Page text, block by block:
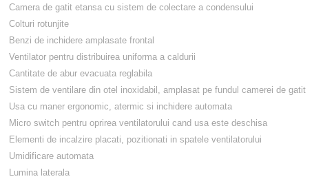
Camera de gatit etansa cu sistem de colectare a condensului
Colturi rotunjite
Benzi de inchidere amplasate frontal
Ventilator pentru distribuirea uniforma a caldurii
Cantitate de abur evacuata reglabila
Sistem de ventilare din otel inoxidabil, amplasat pe fundul camerei de gatit
Usa cu maner ergonomic, atermic si inchidere automata
Micro switch pentru oprirea ventilatorului cand usa este deschisa
Elementi de incalzire placati, pozitionati in spatele ventilatorului
Umidificare automata
Lumina laterala